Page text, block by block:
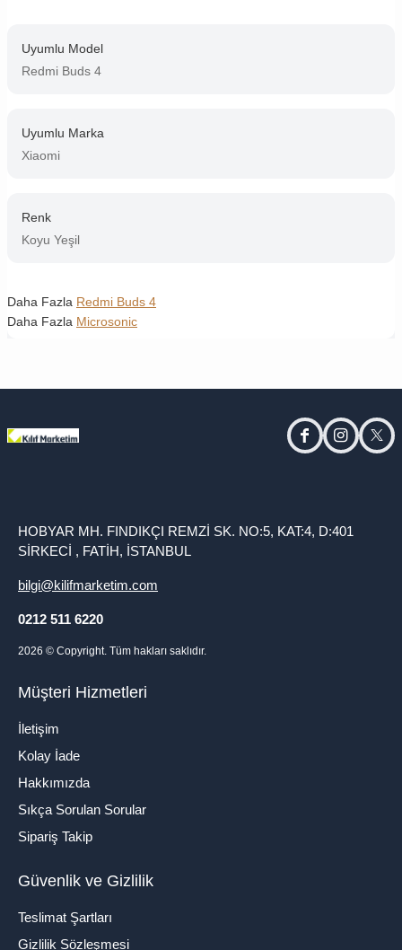
Uyumlu Model
Redmi Buds 4
Uyumlu Marka
Xiaomi
Renk
Koyu Yeşil
Daha Fazla Redmi Buds 4
Daha Fazla Microsonic
facebookinstagram
HOBYAR MH. FINDIKÇI REMZİ SK. NO:5, KAT:4, D:401
SİRKECİ , FATİH, İSTANBUL
bilgi@kilifmarketim.com
0212 511 6220
2026 © Copyright. Tüm hakları saklıdır.
Müşteri Hizmetleri
İletişim
Kolay İade
Hakkımızda
Sıkça Sorulan Sorular
Sipariş Takip
Güvenlik ve Gizlilik
Teslimat Şartları
Gizlilik Sözleşmesi